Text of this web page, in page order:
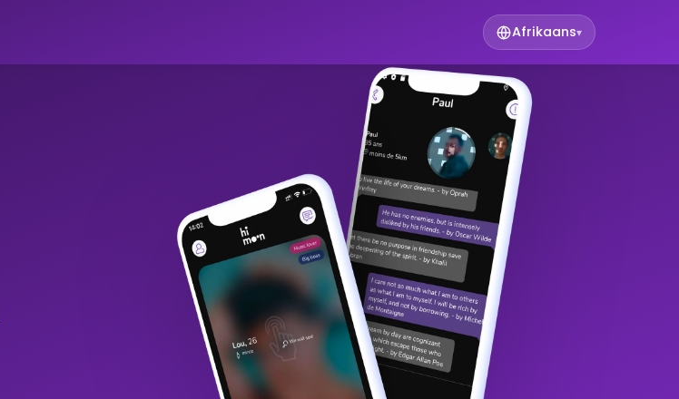
Afrikaans▾